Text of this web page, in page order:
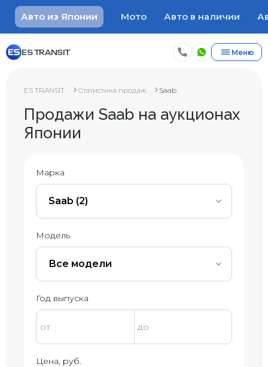
Авто из Японии Мото Авто в наличии
ES TRANSIT Меню
ES TRANSIT Статистика продаж Saab
Продажи Saab на аукционах
Японии
Марка
Saab (2)
Модель
Все модели
Год выпуска
Цена, руб.